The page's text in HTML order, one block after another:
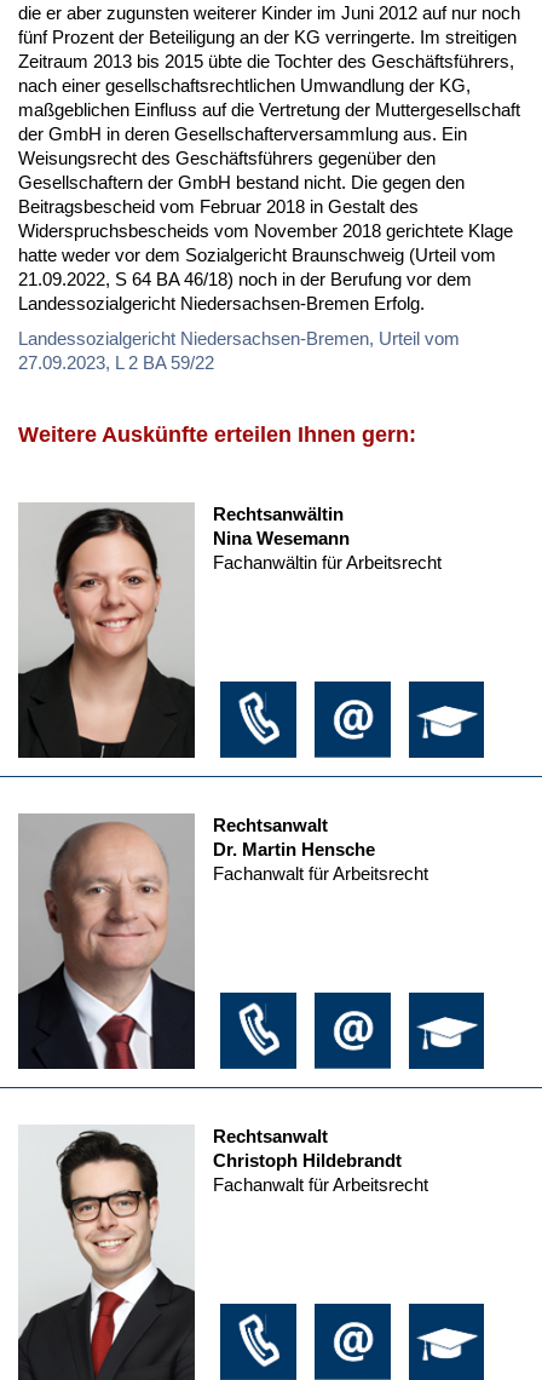
die er aber zugunsten weiterer Kinder im Juni 2012 auf nur noch
fünf Prozent der Beteiligung an der KG verringerte. Im streitigen
Zeitraum 2013 bis 2015 übte die Tochter des Geschäftsführers,
nach einer gesellschaftsrechtlichen Umwandlung der KG,
maßgeblichen Einfluss auf die Vertretung der Muttergesellschaft
der GmbH in deren Gesellschafterversammlung aus. Ein
Weisungsrecht des Geschäftsführers gegenüber den
Gesellschaftern der GmbH bestand nicht. Die gegen den
Beitragsbescheid vom Februar 2018 in Gestalt des
Widerspruchsbescheids vom November 2018 gerichtete Klage
hatte weder vor dem Sozialgericht Braunschweig (Urteil vom
21.09.2022, S 64 BA 46/18) noch in der Berufung vor dem
Landessozialgericht Niedersachsen-Bremen Erfolg.
Landessozialgericht Niedersachsen-Bremen, Urteil vom
27.09.2023, L 2 BA 59/22
Weitere Auskünfte erteilen Ihnen gern:
Rechtsanwältin
Nina Wesemann
Fachanwältin für Arbeitsrecht
Rechtsanwalt
Dr. Martin Hensche
Fachanwalt für Arbeitsrecht
Rechtsanwalt
Christoph Hildebrandt
Fachanwalt für Arbeitsrecht